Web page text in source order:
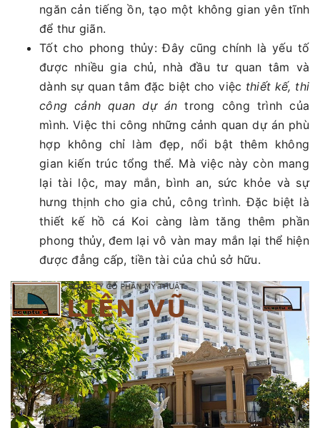
ngăn cản tiếng ồn, tạo một không gian yên tĩnh
để thư giãn.
Tốt cho phong thủy: Đây cũng chính là yếu tố
được nhiều gia chủ, nhà đầu tư quan tâm và
dành sự quan tâm đặc biệt cho việc thiết kế, thi
công cảnh quan dự ántrong công trình của
mình. Việc thi công những cảnh quan dự án phù
hợp không chỉ làm đẹp, nổi bật thêm không
gian kiến trúc tổng thể. Mà việc này còn mang
lại tài lộc, may mắn, bình an, sức khỏe và sự
hưng thịnh cho gia chủ, công trình. Đặc biệt là
thiết kế hồ cá Koi càng làm tăng thêm phần
phong thủy, đem lại vô vàn may mắn lại thể hiện
được đẳng cấp, tiền tài của chủ sở hữu.